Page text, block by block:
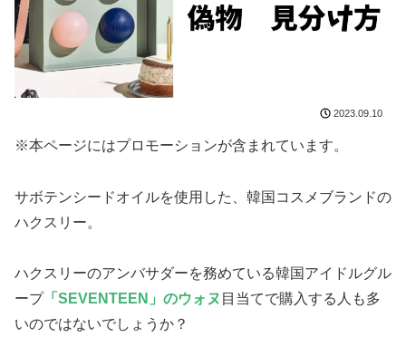
2023.09.10
※本ページにはプロモーションが含まれています。
サボテンシードオイルを使用した、韓国コスメブランドの
ハクスリー。
ハクスリーのアンバサダーを務めている韓国アイドルグル
ープ「SEVENTEEN」のウォヌ 目当てで購入する人も多
いのではないでしょうか？